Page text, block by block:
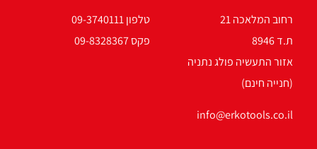
רחוב המלאכה 21
ת.ד 8946
אזור התעשיה פולג נתניה
(חנייה חינם)
טלפון 09-3740111
פקס 09-8328367
info@erkotools.co.il